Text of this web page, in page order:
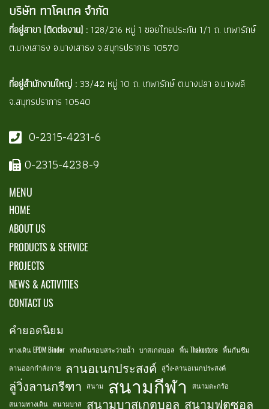
บริษัท ทาโคเทค จำกัด
ที่อยู่สาขา [ติดต่องาน] : 128/216 หมู่ 1 ซอยไทยประกัน 1/1 ถ. เทพารักษ์
ต.บางเสาธง อ.บางเสาธง จ.สมุทรปราการ 10570
ที่อยู่สำนักงานใหญ่ : 33/42 หมู่ 10 ถ. เทพารักษ์ ต.บางปลา อ.บางพลี
จ.สมุทรปราการ 10540
0-2315-4231-6
0-2315-4238-9
MENU
HOME
ABOUT US
PRODUCTS & SERVICE
PROJECTS
NEWS & ACTIVITIES
CONTACT US
คำยอดนิยม
ทางเดิน EPDM Binder ทางเดินรอบสระว่ายน้ำ บาสเกตบอล พื้น Thakostone พื้นกันซึม
ลานออกกำลังกาย ลานอเนกประสงค์ ลู่วิ่ง-ลานอเนกประสงค์
ลู่วิ่งลานกรีฑา สนาม สนามกีฬา
สนามตะกร้อ
สนามทางเดิน สนามบาส สนามบาสเกตบอล สนามฟุตซอล